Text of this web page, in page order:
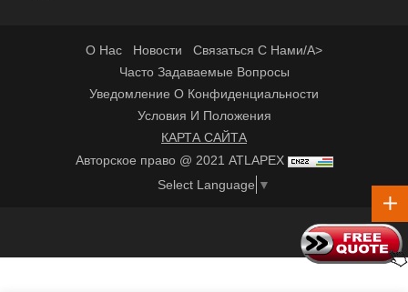
О Нас Новости
Связаться С Нами/a>
Часто Задаваемые Вопросы
Уведомление О Конфиденциальности
Условия И Положения
КАРТА САЙТА
Авторское право @ 2021 ATLAPEX
Select Language ▼